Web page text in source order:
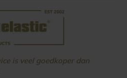
is veel goedkoper dan